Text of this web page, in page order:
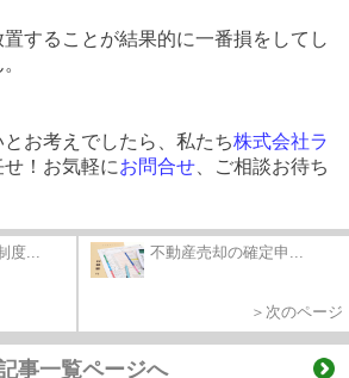
することが結果的に一番損をしてし
お考えでしたら、私たち株式会社ラ
！お気軽にお問合せ 、ご相談お待ち
度... 不動産売却の確定申...
＞次のページ
事一覧ページへ